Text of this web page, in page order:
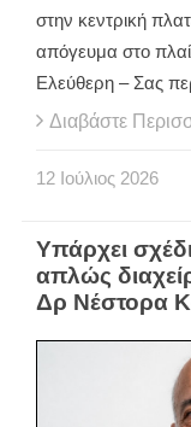
στην κεντρική
απόγευμα στο
Ελεύθερη – Σας
Διαβάστε
12 Ιούλιος 2026
Υπάρχει
απλώς
Δρ Νέστορα